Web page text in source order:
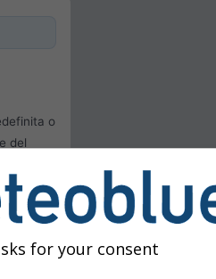
o
del
for your consent